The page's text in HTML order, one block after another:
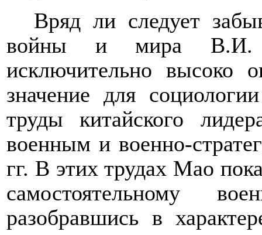
Вряд ли следует
войны и мира В.И.
исключительно высоко
значение для
труды китайского
военным и военно-
гг. В этих трудах Мао
самостоятельному
разобравшись в